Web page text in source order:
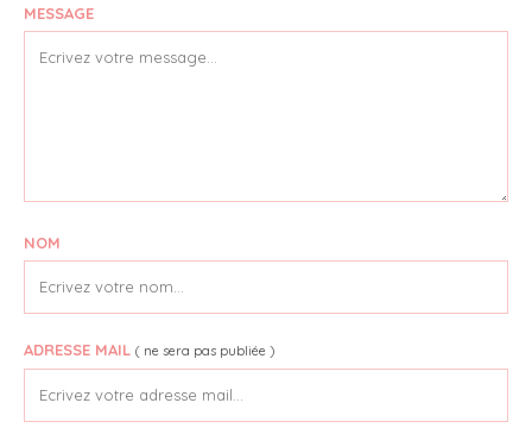
MESSAGE
NOM
ADRESSE MAIL ( ne sera pas publiée )